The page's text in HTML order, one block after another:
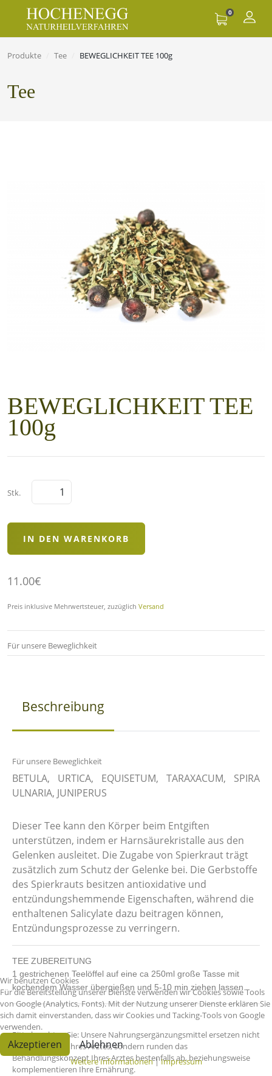
0
Produkte Tee BEWEGLICHKEIT TEE 100g
Tee
BEWEGLICHKEIT TEE
100g
Stk.
11.00€
Preis inklusive Mehrwertsteuer, zuzüglich Versand
Für unsere Beweglichkeit
Beschreibung
Für unsere Beweglichkeit
BETULA, URTICA, EQUISETUM, TARAXACUM, SPIRA
ULNARIA, JUNIPERUS
Dieser Tee kann den Körper beim Entgiften
unterstützen, indem er Harnsäurekristalle aus den
Gelenken ausleitet. Die Zugabe von Spierkraut trägt
zusätzlich zum Schutz der Gelenke bei. Die Gerbstoffe
des Spierkrauts besitzen antioxidative und
entzündungshemmende Eigenschaften, während die
enthaltenen Salicylate dazu beitragen können,
Entzündungsprozesse zu verringern.
TEE ZUBEREITUNG
1 gestrichenen Teelöffel auf eine ca 250ml große Tasse mit
kochendem Wasser übergießen und 5-10 min ziehen lassen.
Bitte beachten Sie: Unsere Nahrungsergänzungsmittel ersetzen nicht
die Medikation Ihres Arztes, sondern runden das
Behandlungskonzept Ihres Arztes bestenfalls ab, beziehungsweise
komplementieren Ihre Ernährung.
Wir benutzen Cookies
Für die Bereitstellung unserer Dienste verwenden wir Cookies sowie Tools
von Google (Analytics, Fonts). Mit der Nutzung unserer Dienste erklären Sie
sich damit einverstanden, dass wir Cookies und Tacking-Tools von Google
verwenden.
Akzeptieren Ablehnen
Weitere Informationen|Impressum